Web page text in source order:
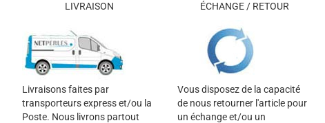
LIVRAISON
Livraisons faites par
transporteurs express et/ou la
Poste. Nous livrons partout
ÉCHANGE / RETOUR
Vous disposez de la capacité
de nous retourner l'article pour
un échange et/ou un